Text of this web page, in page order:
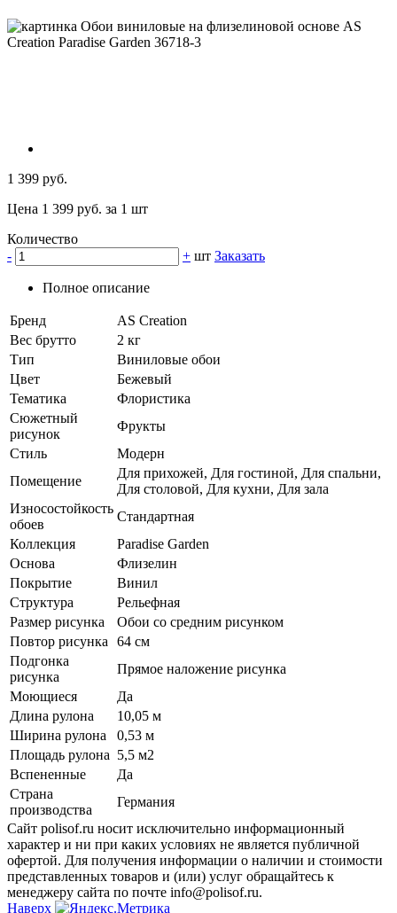
1 399 руб.
Цена 1 399 руб. за 1 шт
Количество
-
+ шт Заказать
Полное описание
Бренд
AS Creation
Вес брутто
2 кг
Тип
Виниловые обои
Цвет
Бежевый
Тематика
Флористика
Сюжетный
рисунок
Фрукты
Стиль
Модерн
Помещение
Для прихожей, Для гостиной, Для спальни,
Для столовой, Для кухни, Для зала
Износостойкость
обоев
Стандартная
Коллекция
Paradise Garden
Основа
Флизелин
Покрытие
Винил
Структура
Рельефная
Размер рисунка
Обои со средним рисунком
Повтор рисунка
64 см
Подгонка
рисунка
Прямое наложение рисунка
Моющиеся
Да
Длина рулона
10,05 м
Ширина рулона
0,53 м
Площадь рулона 5,5 м2
Вспененные
Да
Страна
производства
Германия
Сайт polisof.ru носит исключительно информационный
характер и ни при каких условиях не является публичной
офертой. Для получения информации о наличии и стоимости
представленных товаров и (или) услуг обращайтесь к
менеджеру сайта по почте info@polisof.ru.
Наверх